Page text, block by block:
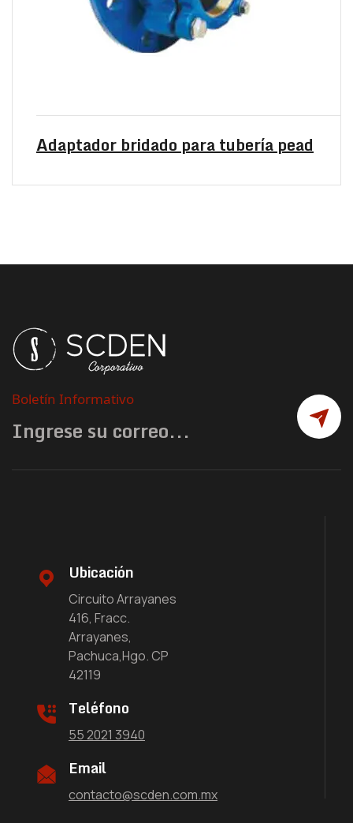
Adaptador bridado para tubería pead
Boletín Informativo
Ubicación
Circuito Arrayanes
416, Fracc.
Arrayanes,
Pachuca,Hgo. CP
42119
Teléfono
55 2021 3940
Email
contacto@scden.com.mx